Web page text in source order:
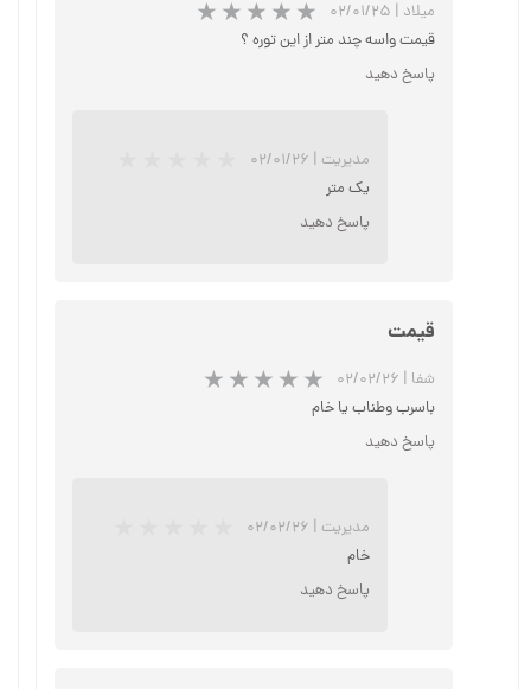
میلاد | ۰۲/۰۱/۲۵
قیمت واسه چند متر از این توره ؟
پاسخ دهید
مدیریت | ۰۲/۰۱/۲۶
یک متر
پاسخ دهید
قیمت
شفا | ۰۲/۰۲/۲۶
باسرب وطناب یا خام
پاسخ دهید
مدیریت | ۰۲/۰۲/۲۶
خام
پاسخ دهید